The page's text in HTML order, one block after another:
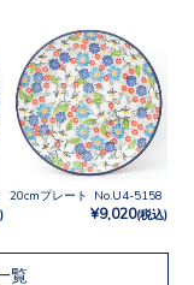
20cmプレート No.U4-5158
¥9,020(税込)
覧